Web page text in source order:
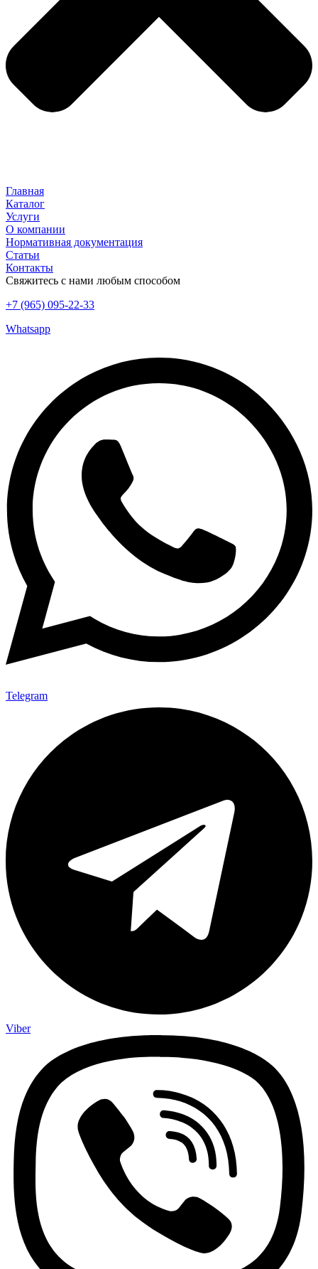
Главная
Каталог
Услуги
О компании
Нормативная документация
Статьи
Контакты
Свяжитесь с нами любым способом
+7 (965) 095-22-33
Whatsapp
Telegram
Viber